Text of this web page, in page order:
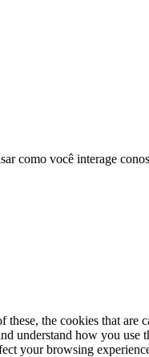
como você interage
the cookies that are
understand how you
your browsing